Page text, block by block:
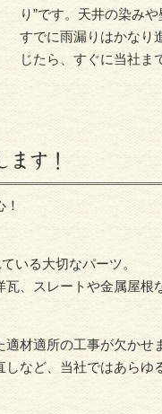
り”です。天井の染み
すでに雨漏りはかなり
じたら、すぐに当社ま
す！
いる大切なパーツ。
、スレートや金属屋根
材適所の工事が欠かせ
など、当社ではあらゆ